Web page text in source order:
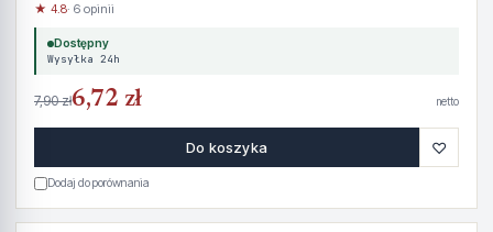
★ 4.8· 6 opinii
Dostępny
Wysyłka 24h
7,90 zł6,72 zł netto
Do koszyka ♡
Dodaj do porównania